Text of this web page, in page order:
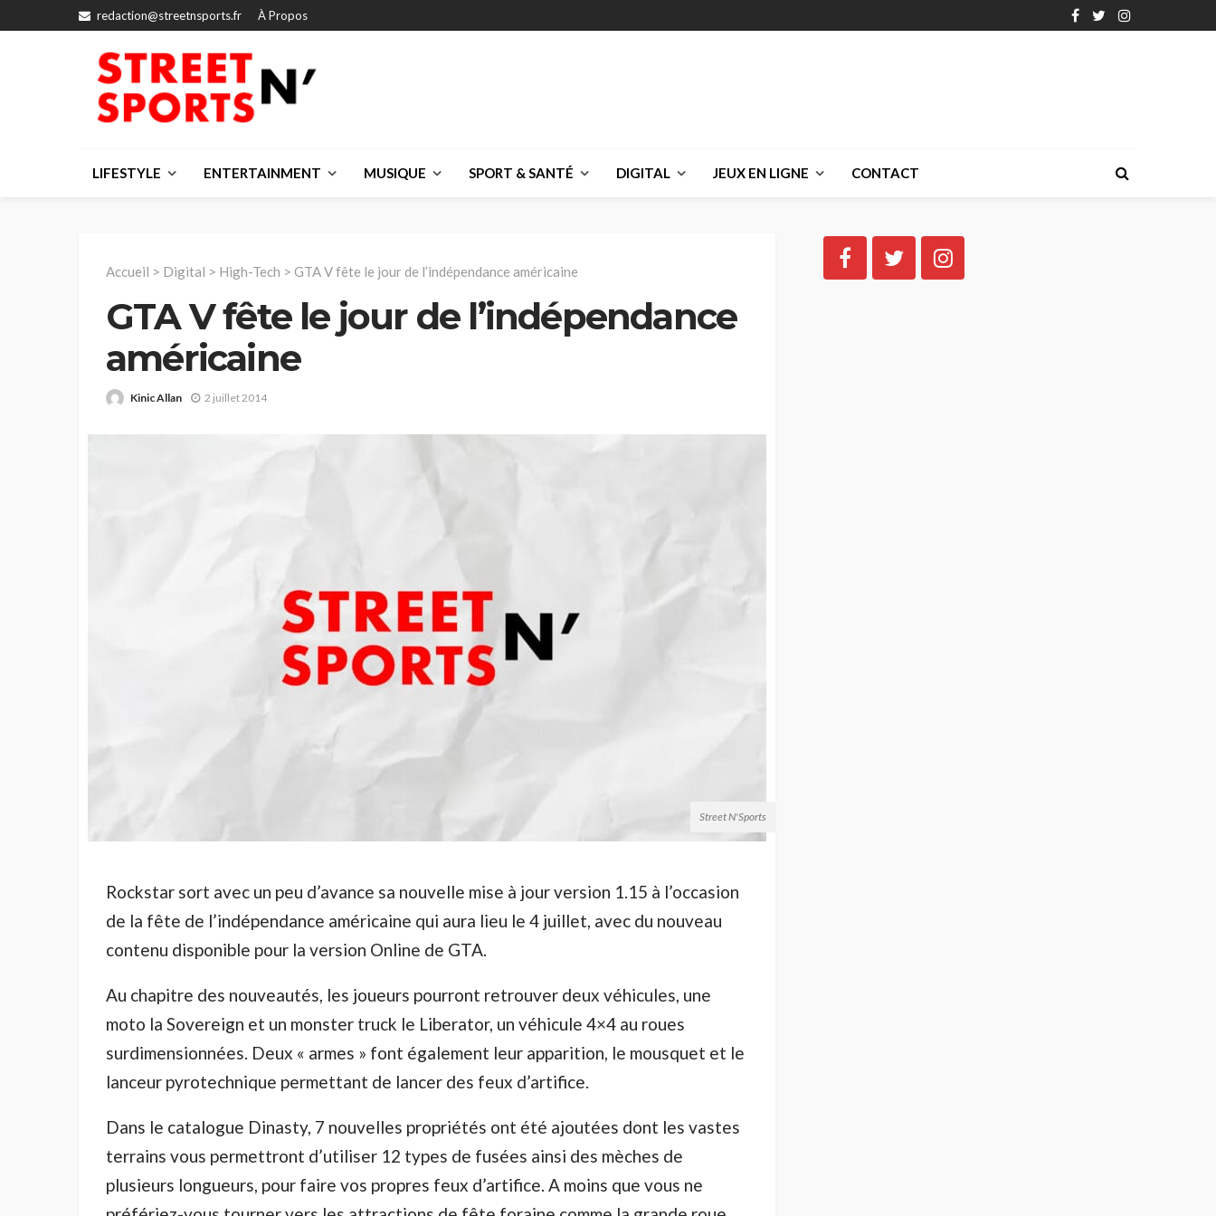
redaction@streetnsports.fr À Propos
LIFESTYLE ENTERTAINMENT MUSIQUE SPORT & SANTÉ DIGITAL JEUX EN LIGNE CONTACT
Accueil > Digital > High-Tech > GTA V fête le jour de l’indépendance américaine
GTA V fête le jour de l’indépendance
américaine
Kinic Allan 2 juillet 2014
Street N'Sports
Rockstar sort avec un peu d’avance sa nouvelle mise à jour version 1.15 à l’occasion
de la fête de l’indépendance américaine qui aura lieu le 4 juillet, avec du nouveau
contenu disponible pour la version Online de GTA.
Au chapitre des nouveautés, les joueurs pourront retrouver deux véhicules, une
moto la Sovereign et un monster truck le Liberator, un véhicule 4×4 au roues
surdimensionnées. Deux « armes » font également leur apparition, le mousquet et le
lanceur pyrotechnique permettant de lancer des feux d’artifice.
Dans le catalogue Dinasty, 7 nouvelles propriétés ont été ajoutées dont les vastes
terrains vous permettront d’utiliser 12 types de fusées ainsi des mèches de
plusieurs longueurs, pour faire vos propres feux d’artifice. A moins que vous ne